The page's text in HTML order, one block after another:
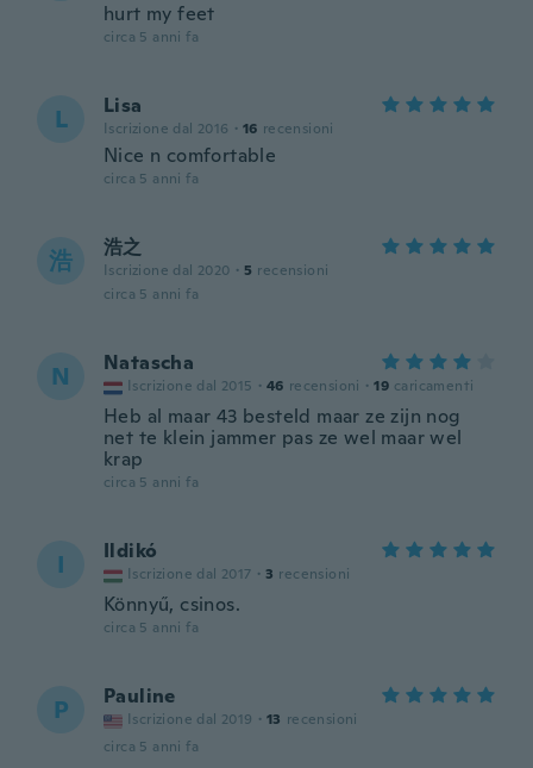
hurt my feet
circa 5 anni fa
L Lisa
Iscrizione dal 2016 · 16 recensioni
Nice n comfortable
circa 5 anni fa
浩 浩之
Iscrizione dal 2020 · 5 recensioni
circa 5 anni fa
N Natascha
Iscrizione dal 2015 · 46 recensioni · 19 caricamenti
Heb al maar 43 besteld maar ze zijn nog
net te klein jammer pas ze wel maar wel
krap
circa 5 anni fa
I Ildikó
Iscrizione dal 2017 · 3 recensioni
Könnyű, csinos.
circa 5 anni fa
P Pauline
Iscrizione dal 2019 · 13 recensioni
circa 5 anni fa